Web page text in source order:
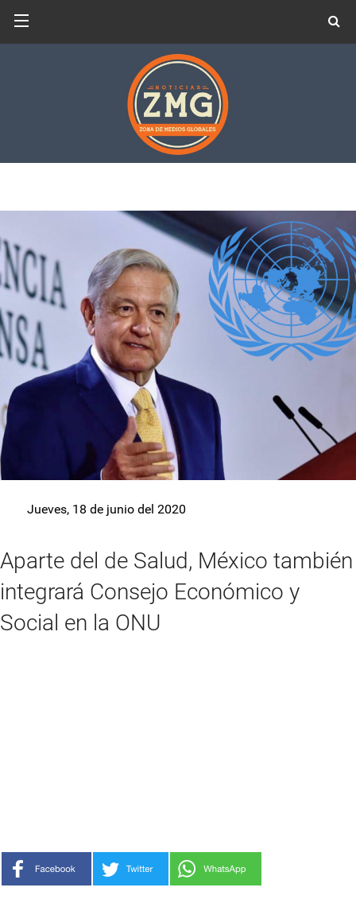
Jueves, 18 de junio del 2020
Aparte del de Salud, México también
integrará Consejo Económico y
Social en la ONU